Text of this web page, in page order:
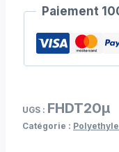
haute
densité
recyclé
230
cm
Paiement
UGS : FHDT20µ
Catégorie :